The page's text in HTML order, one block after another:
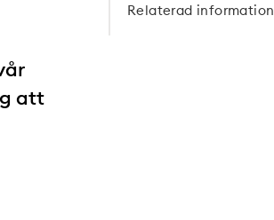
att
Relaterad information